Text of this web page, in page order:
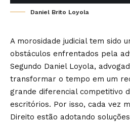
Daniel Brito Loyola
A morosidade judicial tem sido
obstáculos enfrentados pela
Segundo Daniel Loyola,
transformar o tempo em um
grande diferencial competitivo
escritórios. Por isso, cada vez
Direito estão adotando